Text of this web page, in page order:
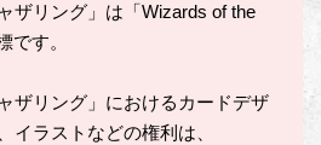
ザリング」は「Wizards of the
です。
ザリング」におけるカードデザ
イラストなどの権利は、